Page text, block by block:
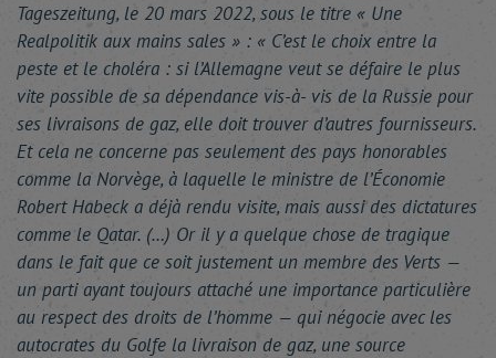
Tageszeitung, le 20 mars 2022, sous le titre « Une
Realpolitik aux mains sales » : « C’est le choix entre la
peste et le choléra : si l’Allemagne veut se défaire le plus
vite possible de sa dépendance vis-à- vis de la Russie pour
ses livraisons de gaz, elle doit trouver d’autres fournisseurs.
Et cela ne concerne pas seulement des pays honorables
comme la Norvège, à laquelle le ministre de l’Économie
Robert Habeck a déjà rendu visite, mais aussi des dictatures
comme le Qatar. (…) Or il y a quelque chose de tragique
dans le fait que ce soit justement un membre des Verts —
un parti ayant toujours attaché une importance particulière
au respect des droits de l’homme — qui négocie avec les
autocrates du Golfe la livraison de gaz, une source